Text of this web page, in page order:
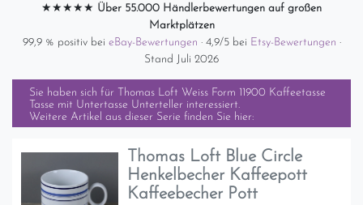
★★★★★ Über 55.000 Händlerbewertungen auf großen
Marktplätzen
99,9 % positiv bei eBay-Bewertungen · 4,9/5 bei Etsy-Bewertungen ·
Stand Juli 2026
Sie haben sich für
Thomas Loft Weiss Form 11900 Kaffeetasse
Tasse mit Untertasse Unterteller interessiert.
Weitere Artikel aus dieser Serie finden Sie hier:
Thomas Loft Blue Circle
Henkelbecher Kaffeepott
Kaffeebecher Pott